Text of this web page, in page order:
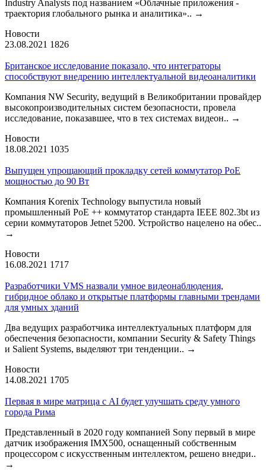
Industry Analysts под названием «Облачные приложения -
траектория глобального рынка и аналитика».. →
Новости
23.08.2021 1826
Британское исследование показало, что интеграторы
способствуют внедрению интеллектуальной видеоаналитики
Компания NW Security, ведущий в Великобритании провайдер
высокопроизводительных систем безопасности, провела
исследование, показавшее, что в тех системах видеон.. →
Новости
18.08.2021 1035
Выпущен упрощающий прокладку сетей коммутатор PoE
мощностью до 90 Вт
Компания Korenix Technology выпустила новый
промышленный PoE ++ коммутатор стандарта IEEE 802.3bt из
серии коммутаторов Jetnet 5200. Устройство нацелено на обес..
→
Новости
16.08.2021 1717
Разработчики VMS назвали умное видеонаблюдения,
гибридное облако и открытые платформы главными трендами
для умных зданий
Два ведущих разработчика интеллектуальных платформ для
обеспечения безопасности, компании Security & Safety Things
и Salient Systems, выделяют три тенденции.. →
Новости
14.08.2021 1705
Первая в мире матрица с AI будет улучшать среду умного
города Рима
Представленный в 2020 году компанией Sony первый в мире
датчик изображения IMX500, оснащенный собственным
процессором с искусственным интеллектом, решено внедри..
→